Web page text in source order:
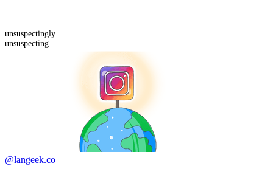
unsuspectingly
unsuspecting
@langeek.co